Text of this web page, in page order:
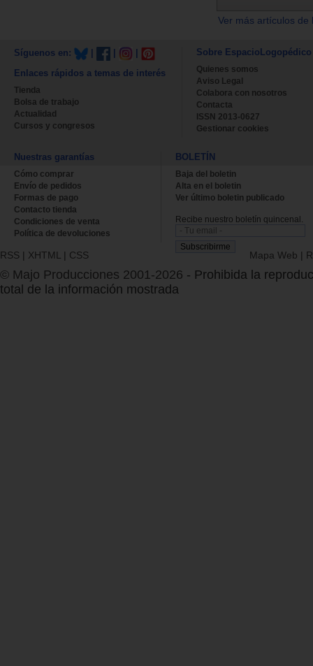
Ver más artículos
Síguenos en:
Enlaces rápidos a temas de interés
Tienda
Bolsa de trabajo
Actualidad
Cursos y congresos
Sobre EspacioLogopédico
Quienes somos
Aviso Legal
Colabora con nosotros
Contacta
ISSN 2013-0627
Gestionar cookies
Nuestras garantías
Cómo comprar
Envío de pedidos
Formas de pago
Contacto tienda
Condiciones de venta
Política de devoluciones
BOLETÍN
Baja del boletin
Alta en el boletin
Ver último boletin publicado
Recibe nuestro boletín quincenal.
RSS | XHTML | CSS Mapa Web |
© Majo Producciones 2001-2026 - Prohibida la
total de la información mostrada